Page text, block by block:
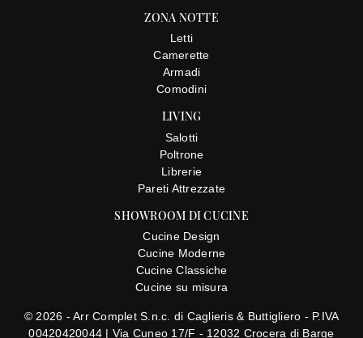
SHOWROOM DI CUCINE
Cucine Design
Cucine Moderne
Cucine Classiche
Cucine su misura
LIVING
Salotti
Poltrone
Librerie
Pareti Attrezzate
ZONA NOTTE
Letti
Camerette
Armadi
Comodini
© 2026 - Arr Complet S.n.c. di Caglieris & Buttigliero - P.IVA
00420420044 | Via Cuneo 17/F - 12032 Crocera di Barge